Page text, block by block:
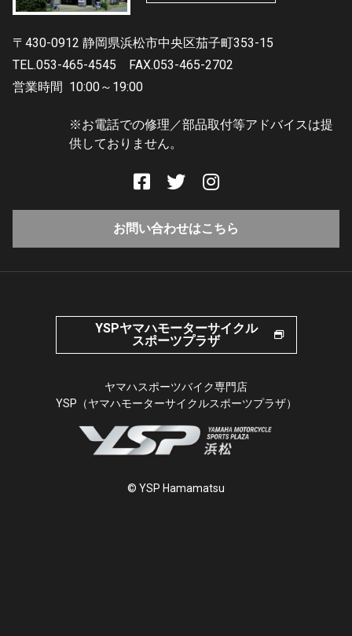
〒430-0912 静岡県浜松市中央区茄子町353-15
TEL.053-465-4545
FAX.053-465-2702
営業時間 10:00～19:00
※お電話での修理／部品取付等アドバイスは提
供しておりません。
お問い合わせはこちら
YSPヤマハモーターサイクル
スポーツプラザ
ヤマハスポーツバイク専門店
YSP（ヤマハモーターサイクルスポーツプラザ）
© YSP Hamamatsu